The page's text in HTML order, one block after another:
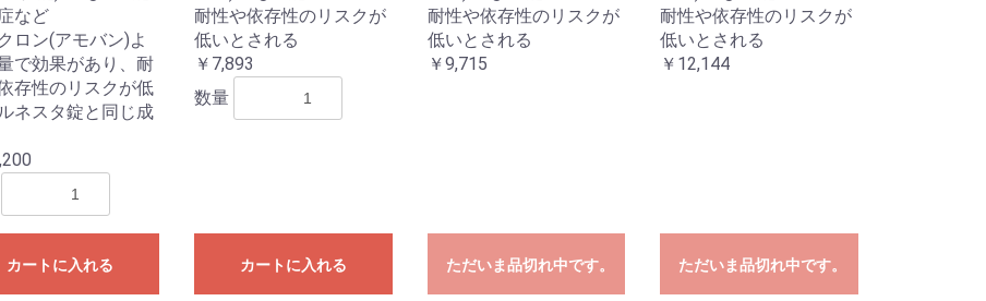
など
ロン(アモバン)よ
で効果があり、耐
存性のリスクが低
ネスタ錠と同じ成
カートに入れる
耐性や依存性のリスクが
低いとされる
￥7,893
数量
カートに入れる
耐性や依存性のリスクが
低いとされる
￥9,715
ただいま品切れ中です。
耐性や依存性のリスクが
低いとされる
￥12,144
ただいま品切れ中です。